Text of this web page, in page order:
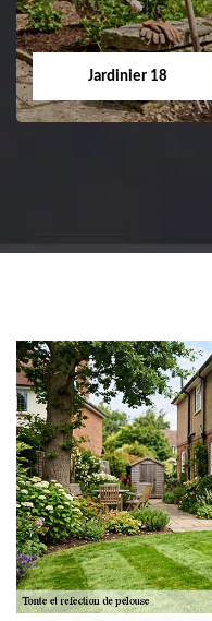
Entreprise dessouchage
arbre et haie 18 Cher
Jardinier 18